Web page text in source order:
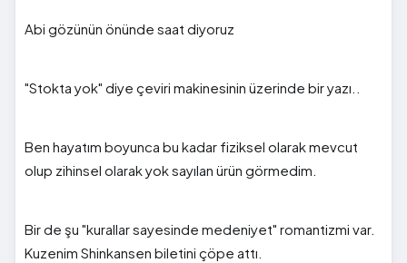
Abi gözünün önünde saat diyoruz
"Stokta yok" diye çeviri makinesinin üzerinde bir yazı..
Ben hayatım boyunca bu kadar fiziksel olarak mevcut
olup zihinsel olarak yok sayılan ürün görmedim.
Bir de şu "kurallar sayesinde medeniyet" romantizmi var.
Kuzenim Shinkansen biletini çöpe attı.